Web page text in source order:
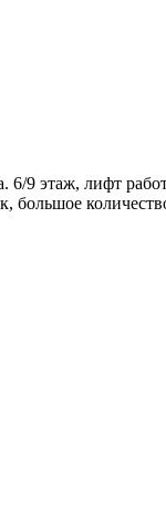
9 этаж, лифт
большое